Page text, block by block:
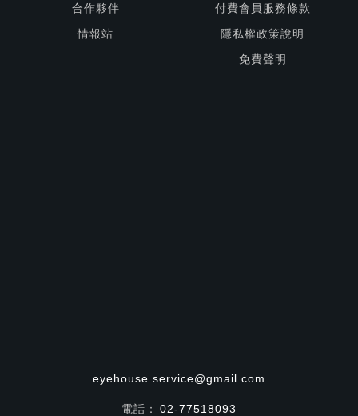
合作夥伴
情報站
付費會員服務條款
隱私權政策說明
免費聲明
eyehouse.service@gmail.com
電話： 02-77518093